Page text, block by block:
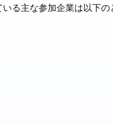
る主な参加企業は以下の